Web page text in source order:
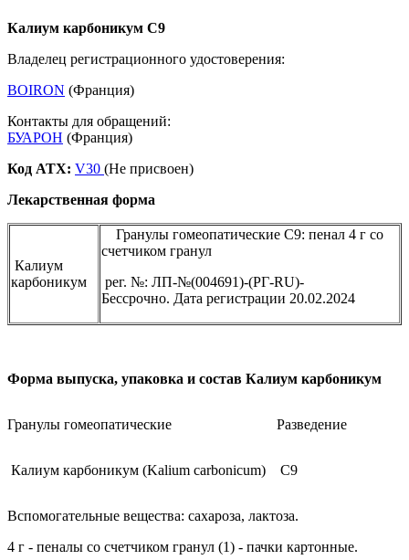
Калиум карбоникум С9
Владелец регистрационного удостоверения:
BOIRON (Франция)
Контакты для обращений:
БУАРОН (Франция)
Код ATX: V30 (Не присвоен)
Лекарственная форма
Калиум
карбоникум
Гранулы гомеопатические C9: пенал 4 г со
счетчиком гранул
рег. №: ЛП-№(004691)-(РГ-RU)-
Бессрочно. Дата регистрации 20.02.2024
Форма выпуска, упаковка и состав Калиум карбоникум
Гранулы гомеопатические Разведение
Калиум карбоникум (Kalium carbonicum) C9
Вспомогательные вещества: сахароза, лактоза.
4 г - пеналы со счетчиком гранул (1) - пачки картонные.